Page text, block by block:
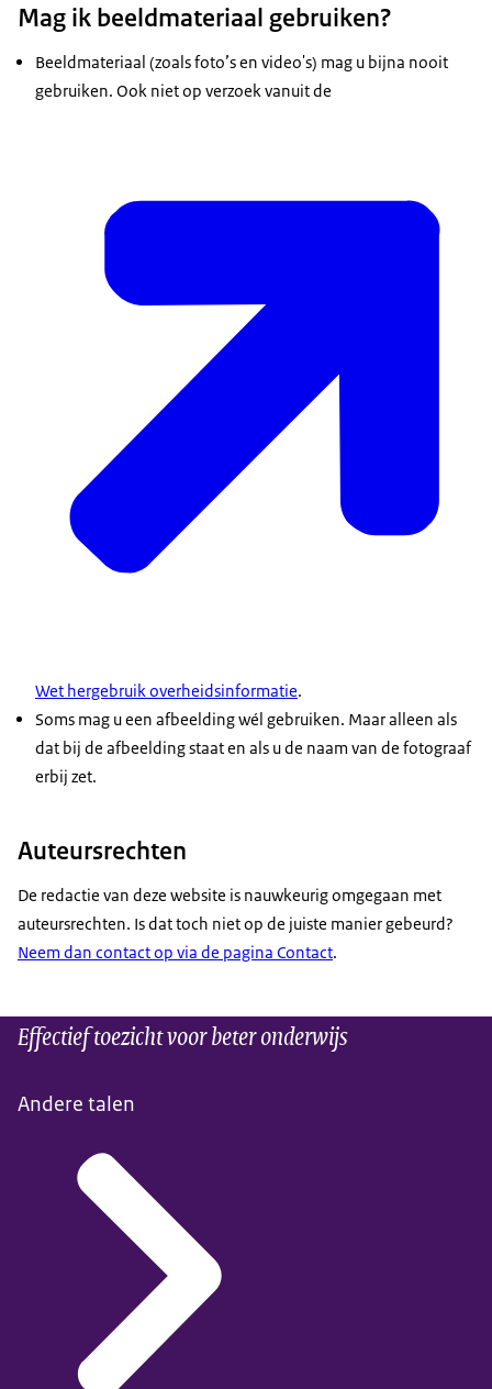
Mag ik beeldmateriaal gebruiken?
Beeldmateriaal (zoals foto’s en video's) mag u bijna nooit
gebruiken. Ook niet op verzoek vanuit de
Wet hergebruik overheidsinformatie.
Soms mag u een afbeelding wél gebruiken. Maar alleen als
dat bij de afbeelding staat en als u de naam van de fotograaf
erbij zet.
Auteursrechten
De redactie van deze website is nauwkeurig omgegaan met
auteursrechten. Is dat toch niet op de juiste manier gebeurd?
Neem dan contact op via de pagina Contact.
Effectief toezicht voor beter onderwijs
Andere talen